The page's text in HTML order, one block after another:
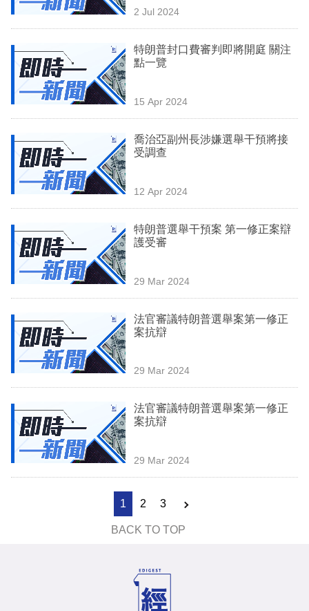
訂
閱
2 Jul 2024
特朗普封口費審判即將開庭 關注
點一覽
15 Apr 2024
喬治亞副州長涉嫌選舉干預將接
受調查
12 Apr 2024
特朗普選舉干預案 第一修正案辯
護受審
29 Mar 2024
法官審議特朗普選舉案第一修正
案抗辯
29 Mar 2024
法官審議特朗普選舉案第一修正
案抗辯
29 Mar 2024
1 2 3
BACK TO TOP